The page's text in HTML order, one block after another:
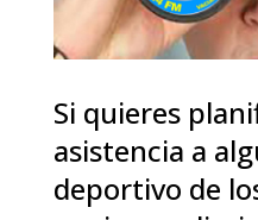
Si quieres
asistencia a
deportivo de